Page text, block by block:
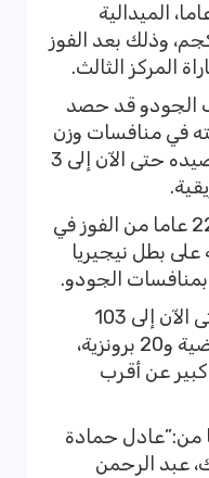
الوطني صاحبة الـ18 عاما، الميدالية
في منافسات وزن 70 كجم، وذلك بعد الفوز
المركز الثالث.
الجودو قد حصد
في منافسات وزن
60 كجم، ليرفع اتحاد الجودو رصيده حتى الآن إلى 3
وتمكن عادل حمادة صاحب الـ22 عاما من الفوز في
على بطل نيجيريا
الجودو.
وارتفع رصيد البعثة المصرية حتى الآن إلى 103
ميدالية بواقع 61 ذهبية و22 فضية و20 برونزية،
عن أقرب
من:”عادل حمادة
60 ك، كريم أحمد وزن 66 ك، عبد الرحمن